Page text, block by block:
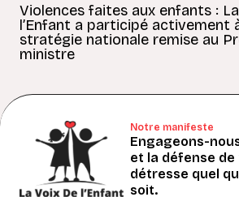
Violences faites aux enfants :
l’Enfant a participé activement
stratégie nationale remise au
ministre
Notre manifeste
Engageons-
et la défense
détresse quel
soit.